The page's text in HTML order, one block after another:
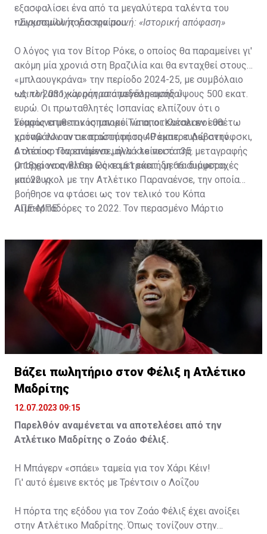
εξασφαλίσει ένα από τα μεγαλύτερα ταλέντα του
παγκοσμίου ποδοσφαίρου.
•Σιαμπουλλής για την ποινή: «Ιστορική απόφαση»
Ο λόγος για τον Βίτορ Ρόκε, ο οποίος θα παραμείνει γι'
ακόμη μία χρονιά στη Βραζιλία και θα ενταχθεί στους
«μπλαουγκράνα» την περίοδο 2024-25, με συμβόλαιο
ως το 2031 και ρήτρα αποδέσμευσης ύψους 500 εκατ.
ευρώ. Οι πρωταθλητές Ισπανίας ελπίζουν ότι ο
νεαρός επιθετικός μπορεί να αποτελέσει εν ευθέτω
χρόνω τον αντικαταστάτη του Ρόμπερτ Λεβαντόφσκι,
ο οποίος τον επόμενο μήνα κλείνει τα 35.
•Διπλή αποχώρηση από μεγάλη ομάδα!
Σύμφωνα με τον ισπανικό Τύπο, οι Καταλανοί θα
καταβάλλουν σε πρώτη φάση 40 εκατ. ευρώ στην
Ατλέτικο Παραναένσε, αλλά το ποσό της μεταγραφής
μπορεί να ανέλθει ως τα 61 εκατ., με τα διάφορα
μπόνους.
Ο 18χρονος Βίτορ Ρόκε μετράει ήδη 66 συμμετοχές
και 22 γκολ με την Ατλέτικο Παραναένσε, την οποία
βοήθησε να φτάσει ως τον τελικό του Κόπα
Λιμπερταδόρες το 2022. Τον περασμένο Μάρτιο
ανδρών της Βραζιλίας, σε φιλικό με το Μαρόκο.
ΑΠΕ-ΜΠΕ
Βάζει πωλητήριο στον Φέλιξ η Ατλέτικο
Μαδρίτης
12.07.2023 09:15
Παρελθόν αναμένεται να αποτελέσει από την
Ατλέτικο Μαδρίτης ο Ζοάο Φέλιξ.
Η Μπάγερν «σπάει» ταμεία για τον Χάρι Κέιν!
Γι' αυτό έμεινε εκτός με Τρέντσιν ο Λοΐζου
Η πόρτα της εξόδου για τον Ζοάο Φέλιξ έχει ανοίξει
στην Ατλέτικο Μαδρίτης. Όπως τονίζουν στην